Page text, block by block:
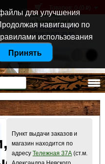
Санкт-Петербург
ул. Тележная 37 лит А
+7 (911) 021-04-08
+7 (812) 921-73-50
Товаров: 0 (0 p )
Пункт выдачи заказов и
магазин находится по
адресу Тележная 37А (ст.м.
для улучшения
навигацию по
использования
Принять